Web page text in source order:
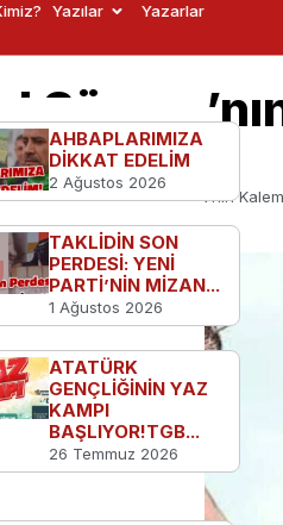
Yazılar Yazarlar
Portresi
Cemal Süreya’nın
AHBAPLARIMIZA
DİKKAT EDELİM
2 Ağustos 2026
TAKLİDİN SON
PERDESİ: YENİ
PARTİ’NİN MİZAN...
1 Ağustos 2026
ATATÜRK
GENÇLİĞİNİN YAZ
KAMPI
BAŞLIYOR!TGB...
26 Temmuz 2026